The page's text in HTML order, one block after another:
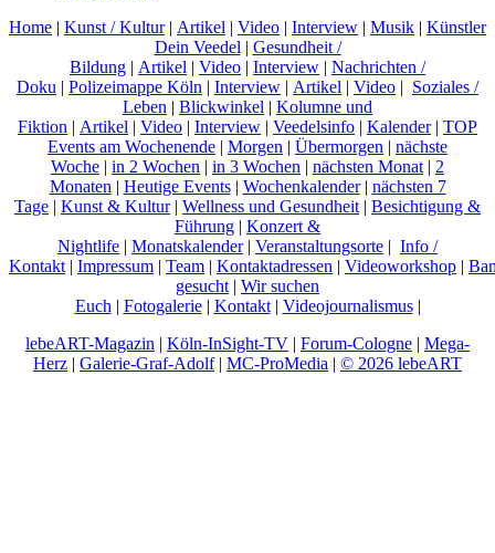
Home | Kunst / Kultur| Artikel | Video | Interview | Musik | Künstler
Dein Veedel | Gesundheit /
Bildung | Artikel | Video | Interview | Nachrichten /
Doku | Polizeimappe Köln | Interview | Artikel | Video | Soziales /
Leben | Blickwinkel | Kolumne und
Fiktion | Artikel | Video | Interview | Veedelsinfo | Kalender| TOP
Events am Wochenende | Morgen | Übermorgen | nächste
Woche | in 2 Wochen | in 3 Wochen | nächsten Monat | 2
Monaten | Heutige Events| Wochenkalender| nächsten 7
Tage | Kunst & Kultur| Wellness und Gesundheit | Besichtigung &
Führung | Konzert &
Nightlife | Monatskalender| Veranstaltungsorte | Info /
Kontakt | Impressum | Team | Kontaktadressen | Videoworkshop |
gesucht | Wir suchen
Euch | Fotogalerie| Kontakt| Videojournalismus|
lebeART-Magazin | Köln-InSight-TV | Forum-Cologne | Mega-
Herz | Galerie-Graf-Adolf| MC-ProMedia | © 2026 lebeART